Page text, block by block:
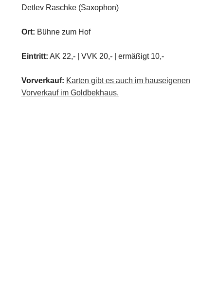
Detlev Raschke (Saxophon)
Ort: Bühne zum Hof
Eintritt: AK 22,- | VVK 20,- | ermäßigt 10,-
Vorverkauf: Karten gibt es auch im hauseigenen
Vorverkauf im Goldbekhaus.